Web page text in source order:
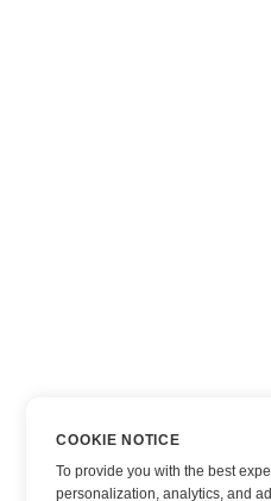
COOKIE NOTICE
To provide you with the best
personalization, analytics, and